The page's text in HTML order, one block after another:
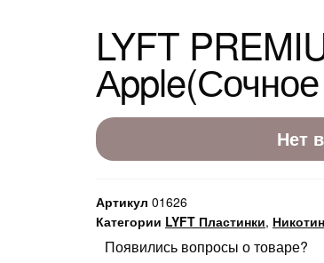
LYFT
Нет
Артикул 01626
Категории LYFT Пластинки,
Появились вопросы о товаре?